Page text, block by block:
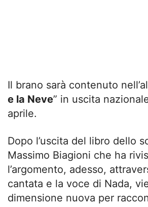
Il brano sarà contenuto
e la Neve” in uscita
aprile.
Dopo l’uscita del libro dello
Massimo Biagioni che ha
l’argomento, adesso,
cantata e la voce di Nada,
dimensione nuova per